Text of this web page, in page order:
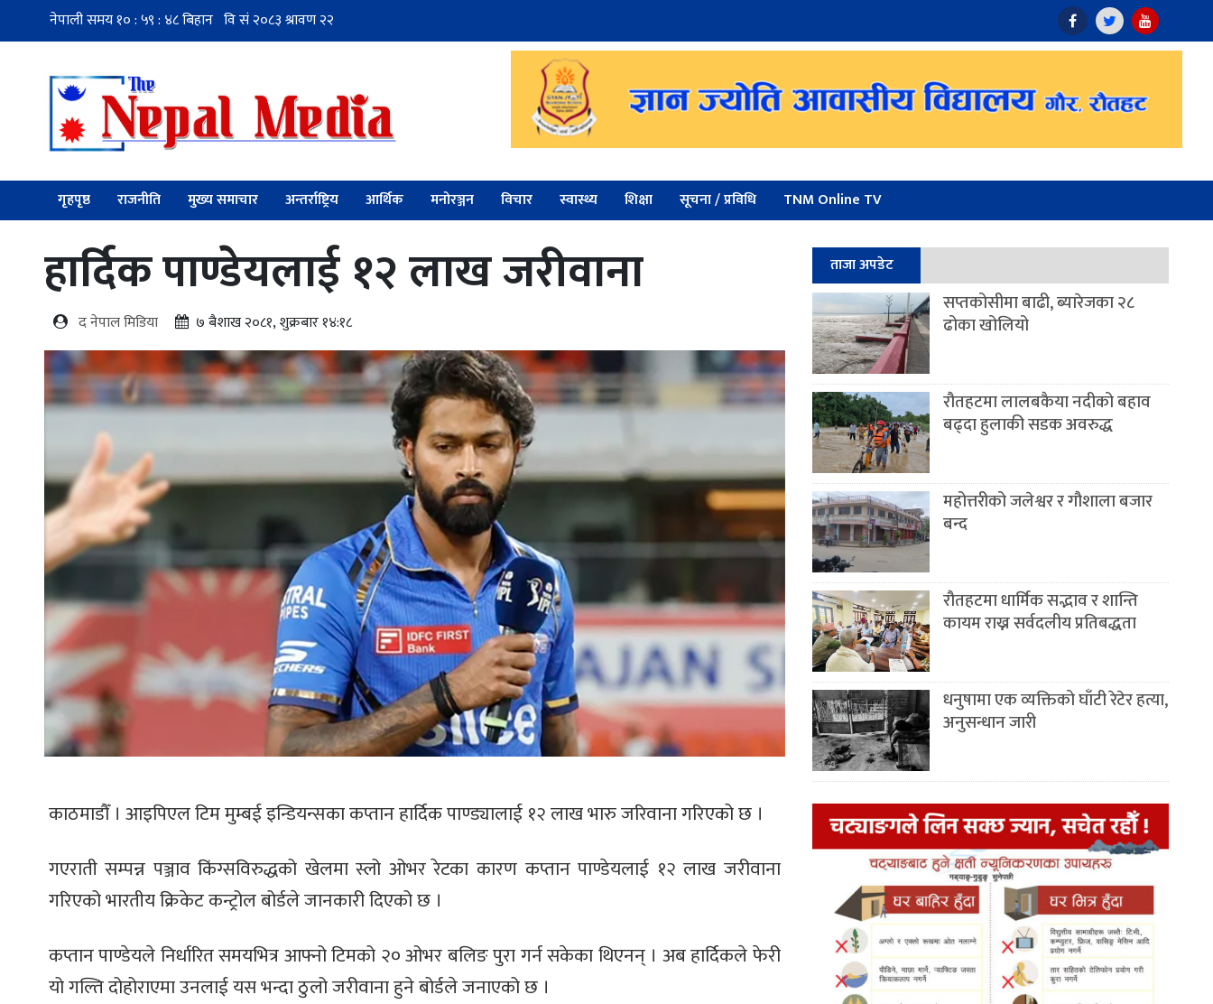
गृहपृष्ठ राजनीति मुख्य समाचार अन्तर्राष्ट्रिय आर्थिक मनोरञ्जन विचार स्वास्थ्य शिक्षा सूचना / प्रविधि TNM Online TV
हार्दिक पाण्डेयलाई १२ लाख जरीवाना
द नेपाल मिडिया ७ बैशाख २०८१, शुक्रबार १४:१८
काठमाडौँ । आइपिएल टिम मुम्बई इन्डियन्सका कप्तान हार्दिक पाण्ड्यालाई १२ लाख भारु जरिवाना गरिएको छ ।
गएराती सम्पन्न पञ्जाव किंग्सविरुद्धको खेलमा स्लो ओभर रेटका कारण कप्तान पाण्डेयलाई १२ लाख जरीवाना
गरिएको भारतीय क्रिकेट कन्ट्रोल बोर्डले जानकारी दिएको छ ।
कप्तान पाण्डेयले निर्धारित समयभित्र आफ्नो टिमको २० ओभर बलिङ पुरा गर्न सकेका थिएनन् । अब हार्दिकले फेरी
यो गल्ति दोहोराएमा उनलाई यस भन्दा ठुलो जरीवाना हुने बोर्डले जनाएको छ ।
ताजा अपडेट
सप्तकोसीमा बाढी, ब्यारेजका २८
ढोका खोलियो
रौतहटमा लालबकैया नदीको बहाव
बढ्दा हुलाकी सडक अवरुद्ध
महोत्तरीको जलेश्वर र गौशाला बजार
बन्द
रौतहटमा धार्मिक सद्भाव र शान्ति
कायम राख्न सर्वदलीय प्रतिबद्धता
धनुषामा एक व्यक्तिको घाँटी रेटेर हत्या,
अनुसन्धान जारी